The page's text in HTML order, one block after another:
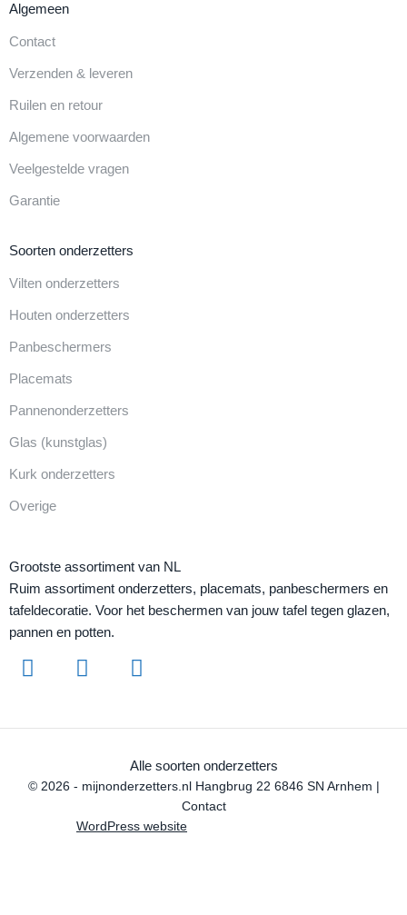
Algemeen
Contact
Verzenden & leveren
Ruilen en retour
Algemene voorwaarden
Veelgestelde vragen
Garantie
Soorten onderzetters
Vilten onderzetters
Houten onderzetters
Panbeschermers
Placemats
Pannenonderzetters
Glas (kunstglas)
Kurk onderzetters
Overige
Grootste assortiment van NL
Ruim assortiment onderzetters, placemats, panbeschermers en
tafeldecoratie. Voor het beschermen van jouw tafel tegen glazen,
pannen en potten.
Alle soorten onderzetters
© 2026 - mijnonderzetters.nl Hangbrug 22 6846 SN Arnhem |
Contact
WordPress website